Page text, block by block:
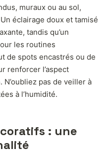
muraux ou au sol,
éclairage doux et tamisé
tandis qu’un
les routines
de spots encastrés ou de
renforcer l’aspect
pas de veiller à
à l’humidité.
: une